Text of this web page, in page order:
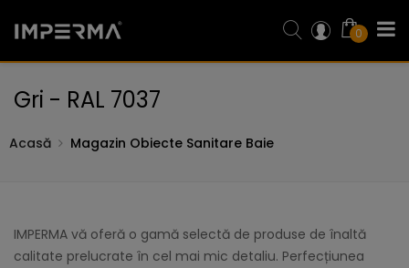
0
Gri - RAL 7037
Acasă Magazin Obiecte Sanitare Baie
IMPERMA vă oferă o gamă selectă de produse de înaltă
calitate prelucrate în cel mai mic detaliu. Perfecțiunea